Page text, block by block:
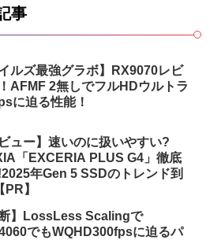
事
イルズ最強グラボ】RX9070レビ
AFMF 2無しでフルHDウルトラ
に迫る性能！
ビュー】速いのに扱いやすい?
「EXCERIA PLUS G4」徹底
年Gen 5 SSDのトレンド到
】
断】LossLess Scalingで
でもWQHD300fpsに迫るパ